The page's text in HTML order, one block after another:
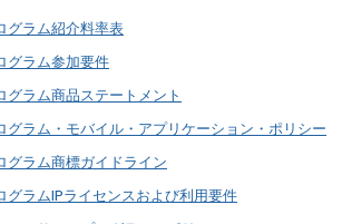
グラム紹介料率表
グラム参加要件
グラム商品ステートメント
グラム・モバイル・アプリケーション・ポリシー
グラム商標ガイドライン
グラムIPライセンスおよび利用要件